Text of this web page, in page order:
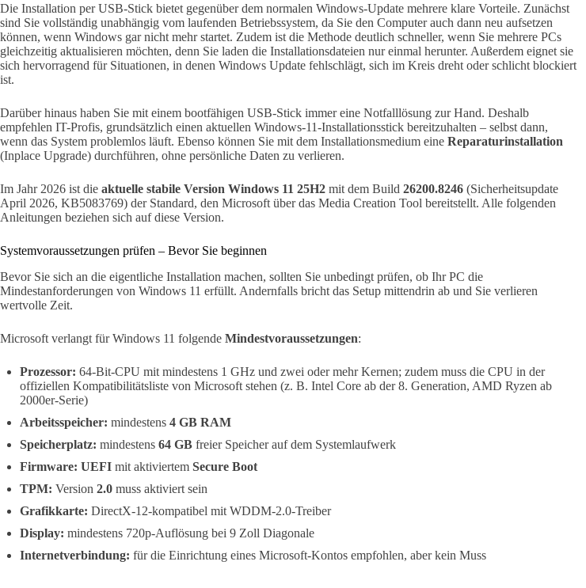
Die Installation per USB-Stick bietet gegenüber dem normalen Windows-Update mehrere klare Vorteile. Zunächst
sind Sie vollständig unabhängig vom laufenden Betriebssystem, da Sie den Computer auch dann neu aufsetzen
können, wenn Windows gar nicht mehr startet. Zudem ist die Methode deutlich schneller, wenn Sie mehrere PCs
gleichzeitig aktualisieren möchten, denn Sie laden die Installationsdateien nur einmal herunter. Außerdem eignet sie
sich hervorragend für Situationen, in denen Windows Update fehlschlägt, sich im Kreis dreht oder schlicht blockiert
ist.
Darüber hinaus haben Sie mit einem bootfähigen USB-Stick immer eine Notfalllösung zur Hand. Deshalb
empfehlen IT-Profis, grundsätzlich einen aktuellen Windows-11-Installationsstick bereitzuhalten – selbst dann,
wenn das System problemlos läuft. Ebenso können Sie mit dem Installationsmedium eine Reparaturinstallation
(Inplace Upgrade) durchführen, ohne persönliche Daten zu verlieren.
Im Jahr 2026 ist die aktuelle stabile Version Windows 11 25H2 mit dem Build 26200.8246 (Sicherheitsupdate
April 2026, KB5083769) der Standard, den Microsoft über das Media Creation Tool bereitstellt. Alle folgenden
Anleitungen beziehen sich auf diese Version.
Systemvoraussetzungen prüfen – Bevor Sie beginnen
Bevor Sie sich an die eigentliche Installation machen, sollten Sie unbedingt prüfen, ob Ihr PC die
Mindestanforderungen von Windows 11 erfüllt. Andernfalls bricht das Setup mittendrin ab und Sie verlieren
wertvolle Zeit.
Microsoft verlangt für Windows 11 folgende Mindestvoraussetzungen:
Prozessor: 64-Bit-CPU mit mindestens 1 GHz und zwei oder mehr Kernen; zudem muss die CPU in der
offiziellen Kompatibilitätsliste von Microsoft stehen (z. B. Intel Core ab der 8. Generation, AMD Ryzen ab
2000er-Serie)
Arbeitsspeicher: mindestens 4 GB RAM
Speicherplatz: mindestens 64 GB freier Speicher auf dem Systemlaufwerk
Firmware: UEFI mit aktiviertem Secure Boot
TPM: Version 2.0 muss aktiviert sein
Grafikkarte: DirectX-12-kompatibel mit WDDM-2.0-Treiber
Display: mindestens 720p-Auflösung bei 9 Zoll Diagonale
Internetverbindung: für die Einrichtung eines Microsoft-Kontos empfohlen, aber kein Muss